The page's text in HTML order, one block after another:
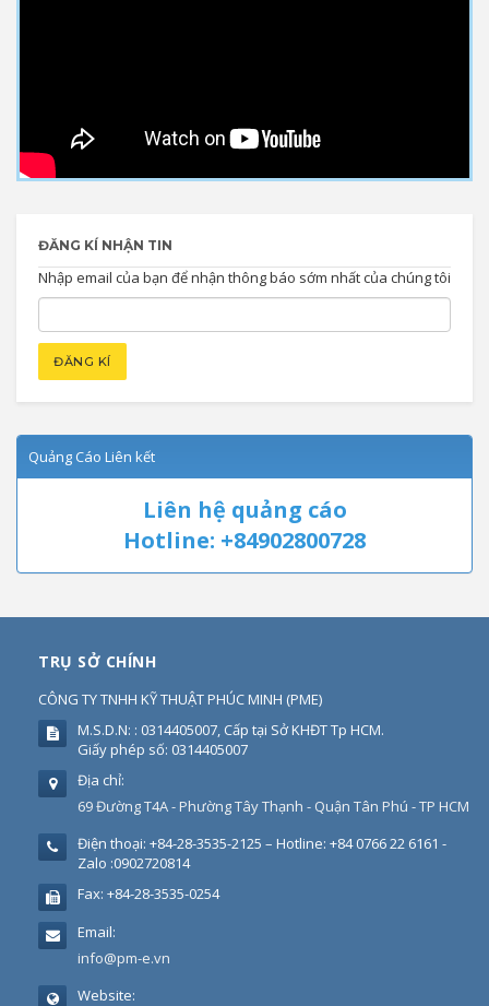
ĐĂNG KÍ NHẬN TIN
Nhập email của bạn để nhận thông báo sớm nhất của chúng tôi
Quảng Cáo Liên kết
Liên hệ quảng cáo
Hotline: +84902800728
TRỤ SỞ CHÍNH
CÔNG TY TNHH KỸ THUẬT PHÚC MINH (PME)
M.S.D.N: : 0314405007, Cấp tại Sở KHĐT Tp HCM.
Giấy phép số: 0314405007
Địa chỉ:
69 Đường T4A - Phường Tây Thạnh - Quận Tân Phú - TP HCM
Điện thoại: +84-28-3535-2125 – Hotline: +84 0766 22 6161 -
Zalo :0902720814
Fax: +84-28-3535-0254
Email:
info@pm-e.vn
Website: